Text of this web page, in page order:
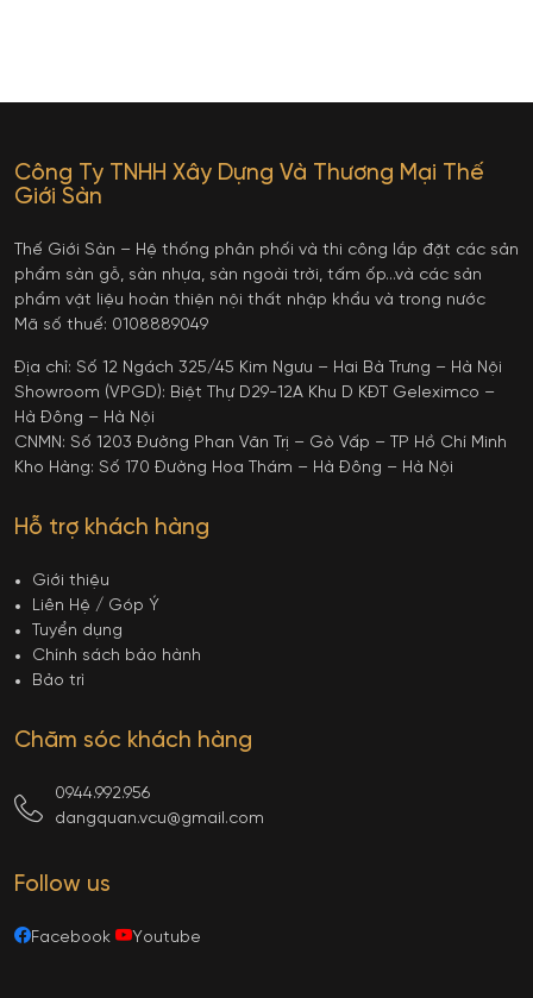
Công Ty TNHH Xây Dựng Và Thương Mại Thế
Giới Sàn
Thế Giới Sàn – Hệ thống phân phối và thi công lắp đặt các sản
phẩm sàn gỗ, sàn nhựa, sàn ngoài trời, tấm ốp…và các sản
phẩm vật liệu hoàn thiện nội thất nhập khẩu và trong nước
Mã số thuế: 0108889049
Địa chỉ: Số 12 Ngách 325/45 Kim Ngưu – Hai Bà Trưng – Hà Nội
Showroom (VPGD): Biệt Thự D29-12A Khu D KĐT Geleximco –
Hà Đông – Hà Nội
CNMN: Số 1203 Đường Phan Văn Trị – Gò Vấp – TP Hồ Chí Minh
Kho Hàng: Số 170 Đường Hoa Thám – Hà Đông – Hà Nội
Hỗ trợ khách hàng
Giới thiệu
Liên Hệ / Góp Ý
Tuyển dụng
Chính sách bảo hành
Bảo trì
Chăm sóc khách hàng
0944.992.956
dangquan.vcu@gmail.com
Follow us
Facebook Youtube